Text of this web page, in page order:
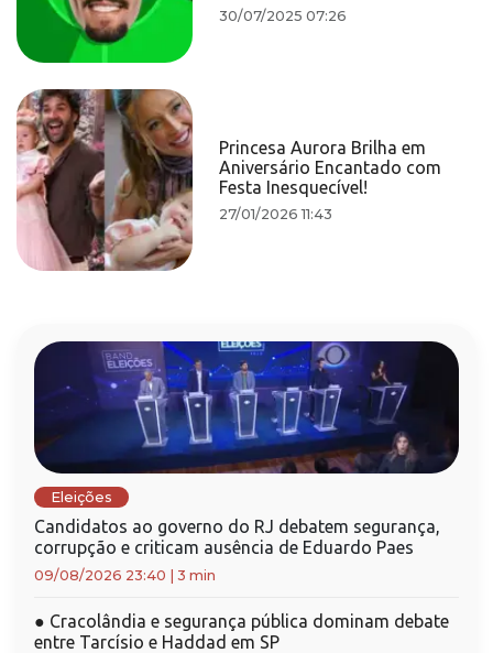
30/07/2025 07:26
Princesa Aurora Brilha em
Aniversário Encantado com
Festa Inesquecível!
27/01/2026 11:43
Eleições
Candidatos ao governo do RJ debatem segurança,
corrupção e criticam ausência de Eduardo Paes
09/08/2026 23:40 3 min
● Cracolândia e segurança pública dominam debate
entre Tarcísio e Haddad em SP